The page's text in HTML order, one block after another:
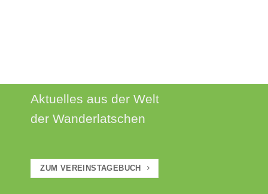
Aktuelles aus der Welt
der Wanderlatschen
ZUM VEREINSTAGEBUCH